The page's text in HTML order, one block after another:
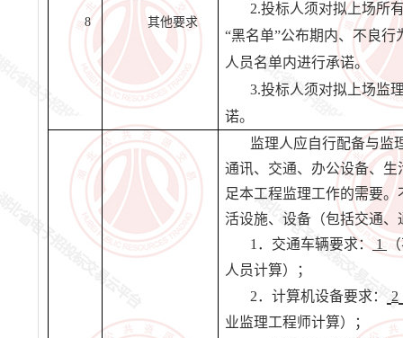
8 其他要求
2.投标人须对拟上场所
“黑名单”公布期内、不良
人员名单内进行承诺。
3.投标人须对拟上场监
诺。
监理人应自行配备与监
通讯、交通、办公设备、
足本工程监理工作的需要
活设施、设备（包括交通
1．交通车辆要求： 1
人员计算）；
2．计算机设备要求：
2
业监理工程师计算）；